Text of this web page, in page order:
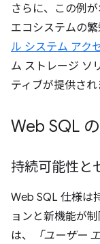
さらに、この例
エコシステムの繁
ル システム アク
ム ストレージ ソ
ティブが提供され
Web SQL
持続可能性と
Web SQL 仕様は
ョンと新機能が
は、
「ユーザー